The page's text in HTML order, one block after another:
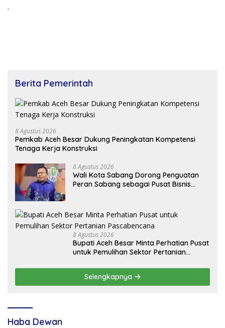
.
Berita Pemerintah
8 Agustus 2026
Pemkab Aceh Besar Dukung Peningkatan Kompetensi
Tenaga Kerja Konstruksi
8 Agustus 2026
Wali Kota Sabang Dorong Penguatan
Peran Sabang sebagai Pusat Bisnis
8 Agustus 2026
Bupati Aceh Besar Minta Perhatian Pusat
untuk Pemulihan Sektor Pertanian
Selengkapnya
Haba Dewan